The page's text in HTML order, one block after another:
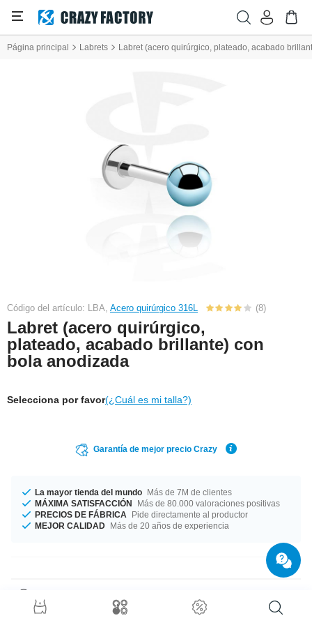
Página principal Labrets Labret (acero quirúrgico, plateado, acabado
Código del artículo: LBA, Acero quirúrgico 316L (8)
Labret (acero quirúrgico,
plateado, acabado brillante) con
bola anodizada
Selecciona por favor(¿Cuál es mi talla?)
Garantía de mejor precio Crazy
La mayor tienda del mundo Más de 7M de clientes
MÁXIMA SATISFACCIÓN
Más de 80.000 valoraciones positivas
PRECIOS DE FÁBRICA
Pide directamente al productor
MEJOR CALIDAD Más de 20 años de experiencia
Disponible en dos grosores: 1.2 mm y 1.6 mm. Fabricado en diferentes